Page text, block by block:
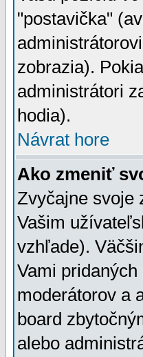
"postavička"
zobrazia).
administrátori
hodia).
Návrat hore
Ako zmeniť
Zvyčajne svoje
Vašim
vzhľade).
Vami
moderátorov a
board
alebo